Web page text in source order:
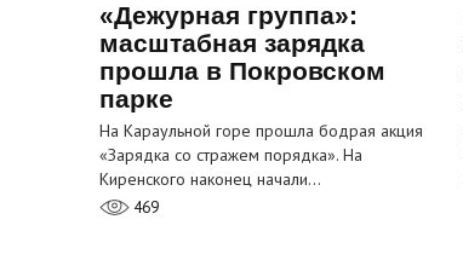
«Дежурная группа»:
масштабная зарядка
прошла в Покровском
парке
На Караульной горе прошла бодрая акция
«Зарядка со стражем порядка». На
Киренского наконец начали…
469